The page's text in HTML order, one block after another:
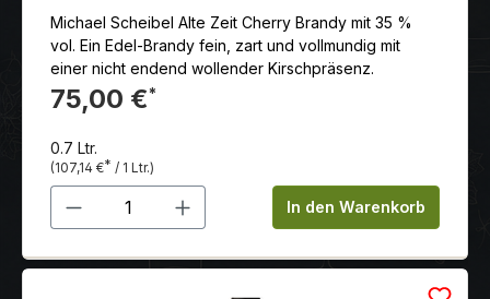
Michael Scheibel Alte Zeit Cherry Brandy mit 35 %
vol. Ein Edel-Brandy fein, zart und vollmundig mit
einer nicht endend wollender Kirschpräsenz.
75,00 €*
0.7 Ltr.
(107,14 €* / 1 Ltr.)
Produkt Anzahl: Gib denIn den Warenkorb